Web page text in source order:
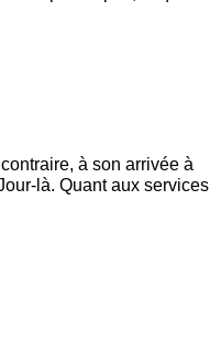
à son arrivée à
là. Quant aux services